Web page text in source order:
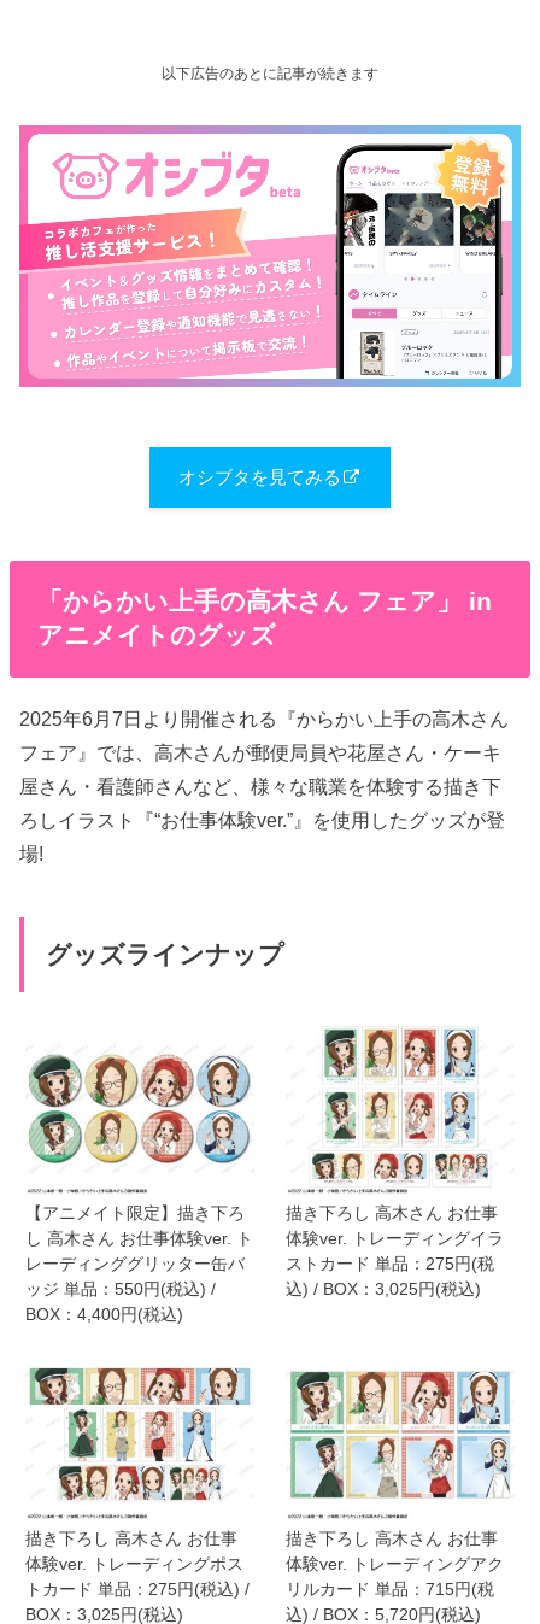
以下広告のあとに記事が続きます
オシブタを見てみる
「からかい上手の高木さん フェア」 in
アニメイトのグッズ
2025年6月7日より開催される『からかい上手の高木さん
フェア』では、高木さんが郵便局員や花屋さん・ケーキ
屋さん・看護師さんなど、様々な職業を体験する描き下
ろしイラスト『“お仕事体験ver.”』を使用したグッズが登
場!
グッズラインナップ
【アニメイト限定】描き下ろ
し 高木さん お仕事体験ver. ト
レーディンググリッター缶バ
ッジ 単品：550円(税込) /
BOX：4,400円(税込)
描き下ろし 高木さん お仕事
体験ver. トレーディングイラ
ストカード 単品：275円(税
込) / BOX：3,025円(税込)
描き下ろし 高木さん お仕事
体験ver. トレーディングポス
トカード 単品：275円(税込) /
BOX：3,025円(税込)
描き下ろし 高木さん お仕事
体験ver. トレーディングアク
リルカード 単品：715円(税
込) / BOX：5,720円(税込)